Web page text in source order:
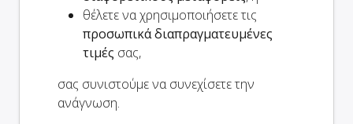
θέλετε να χρησιμοποιήσετε τις
προσωπικά διαπραγματευμένες
τιμές σας,
σας συνιστούμε να συνεχίσετε την
ανάγνωση.